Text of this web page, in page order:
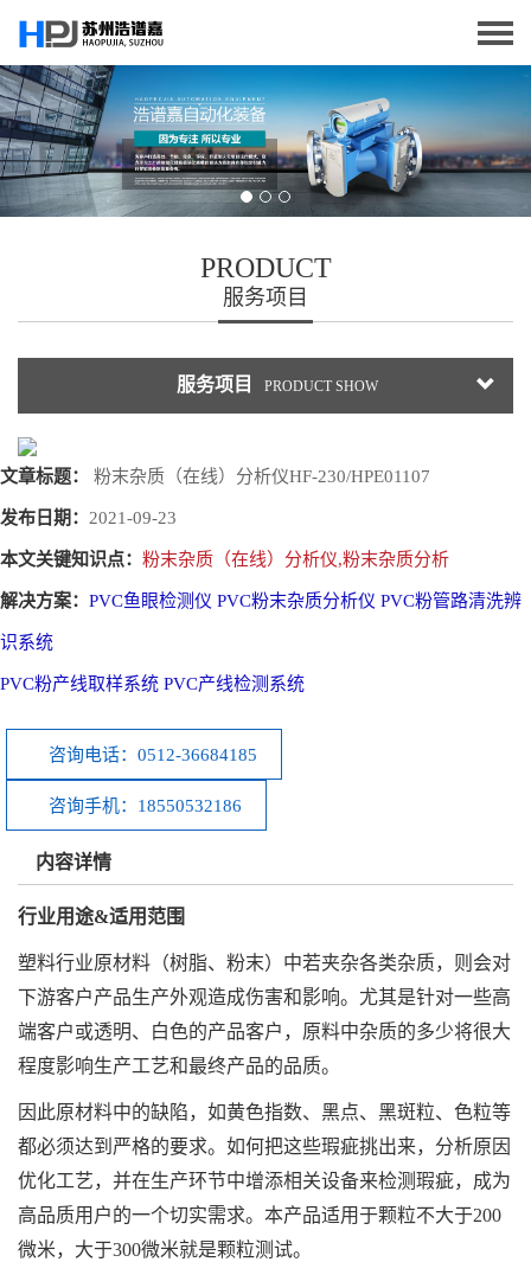
PRODUCT
服务项目
服务项目 PRODUCT SHOW
文章标题： 粉末杂质（在线）分析仪HF-230/HPE01107
发布日期： 2021-09-23
本文关键知识点： 粉末杂质（在线）分析仪,粉末杂质分析
解决方案： PVC鱼眼检测仪 PVC粉末杂质分析仪 PVC粉管路清洗辨
识系统
PVC粉产线取样系统 PVC产线检测系统
咨询电话：0512-36684185
咨询手机：18550532186
内容详情
行业用途&适用范围
塑料行业原材料（树脂、粉末）中若夹杂各类杂质，则会对
下游客户产品生产外观造成伤害和影响。尤其是针对一些高
端客户或透明、白色的产品客户，原料中杂质的多少将很大
程度影响生产工艺和最终产品的品质。
因此原材料中的缺陷，如黄色指数、黑点、黑斑粒、色粒等
都必须达到严格的要求。如何把这些瑕疵挑出来，分析原因
优化工艺，并在生产环节中增添相关设备来检测瑕疵，成为
高品质用户的一个切实需求。本产品适用于颗粒不大于200
微米，大于300微米就是颗粒测试。